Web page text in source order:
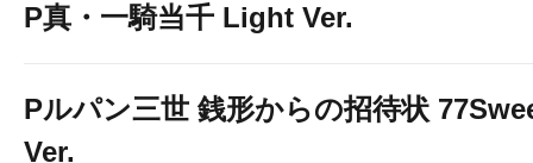
P真・一騎当千 Light Ver.
Pルパン三世 銭形からの招待状
Ver.